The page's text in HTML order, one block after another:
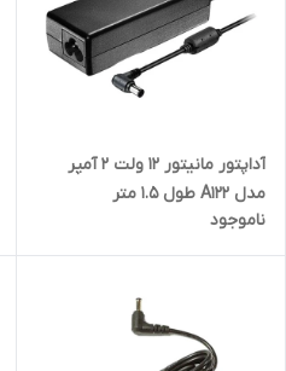
آداپتور مانیتور 12 ولت 2 آمپر
مدل A122 طول 1.5 متر
ناموجود